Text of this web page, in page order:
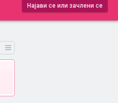
Најави се или зачлени се